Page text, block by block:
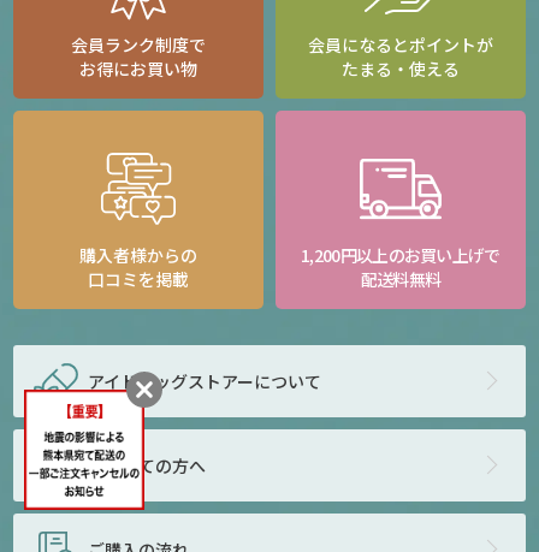
会員ランク制度で
お得にお買い物
会員になるとポイントが
たまる・使える
購入者様からの
口コミを掲載
1,200円以上のお買い上げで
配送料無料
アイドラッグストアーについて
はじめての方へ